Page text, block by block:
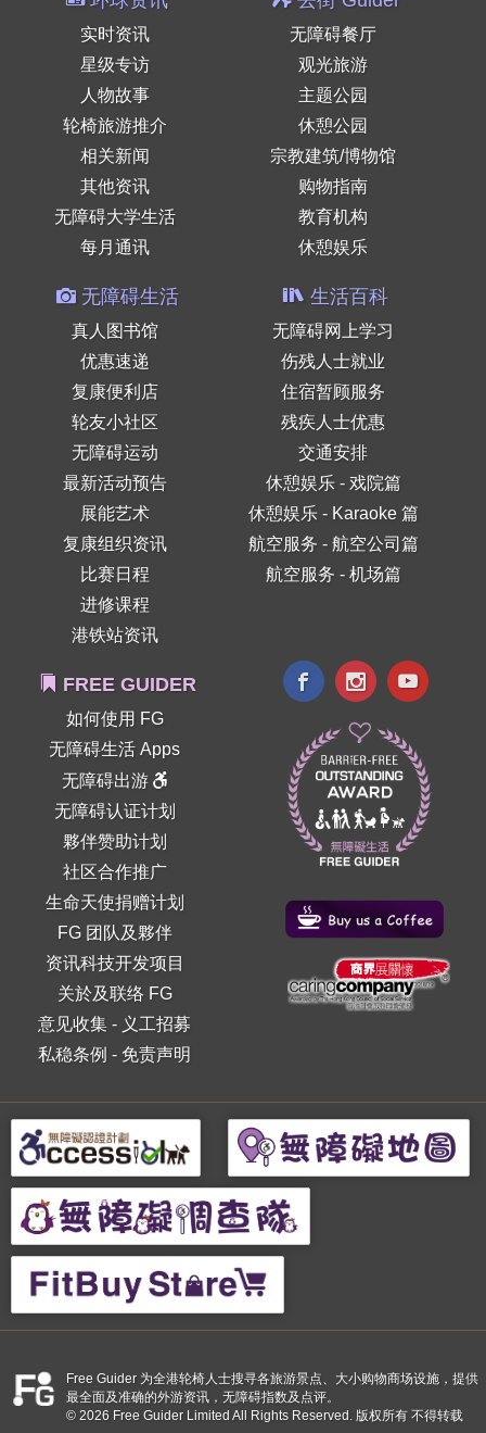
实时资讯
星级专访
人物故事
轮椅旅游推介
相关新闻
其他资讯
无障碍大学生活
每月通讯
无障碍餐厅
观光旅游
主题公园
休憩公园
宗教建筑/博物馆
购物指南
教育机构
休憩娱乐
无障碍生活
真人图书馆
优惠速递
复康便利店
轮友小社区
无障碍运动
最新活动预告
展能艺术
复康组织资讯
比赛日程
进修课程
港铁站资讯
生活百科
无障碍网上学习
伤残人士就业
住宿暂顾服务
残疾人士优惠
交通安排
休憩娱乐 - 戏院篇
休憩娱乐 - Karaoke 篇
航空服务 - 航空公司篇
航空服务 - 机场篇
FREE GUIDER
如何使用 FG
无障碍生活 Apps
无障碍出游
无障碍认证计划
夥伴赞助计划
社区合作推广
生命天使捐赠计划
FG 团队及夥伴
资讯科技开发项目
关於及联络 FG
意见收集 - 义工招募
私稳条例 - 免责声明
Free Guider 为全港轮椅人士搜寻各旅游景点、大小购物商场设施，提供
最全面及准确的外游资讯，无障碍指数及点评。
© 2026 Free Guider Limited All Rights Reserved. 版权所有 不得转载